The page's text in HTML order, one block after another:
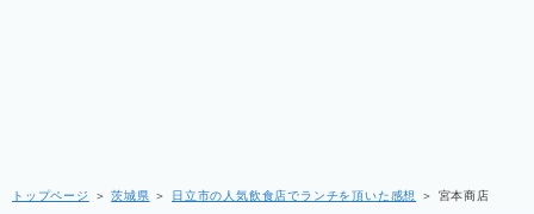
トップページ ＞茨城県 ＞ 日立市の人気飲食店でランチを頂いた感想 ＞ 宮本商店